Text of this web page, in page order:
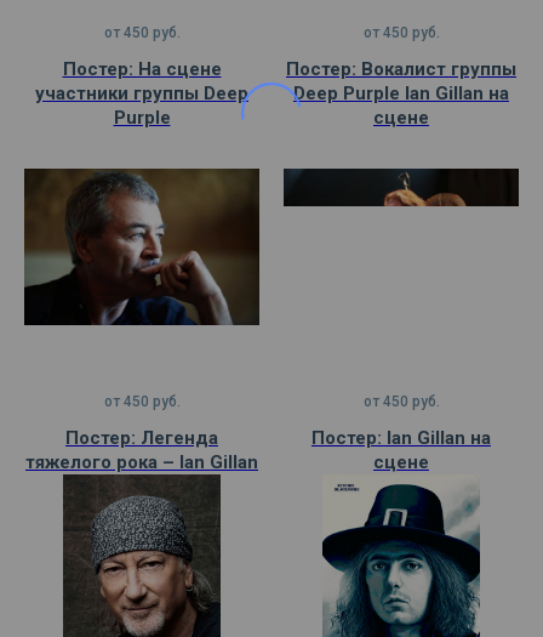
от 450 руб.
Постер: На сцене
участники группы Deep
Purple
от 450 руб.
Постер: Вокалист группы
Deep Purple Ian Gillan на
сцене
от 450 руб.
Постер: Легенда
тяжелого рока – Ian Gillan
от 450 руб.
Постер: Ian Gillan на
сцене